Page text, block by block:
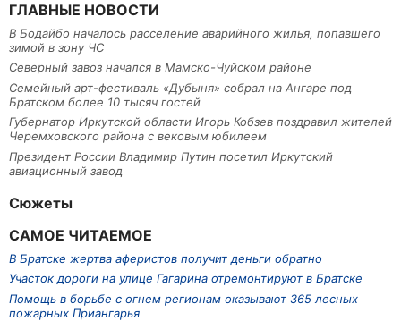
ГЛАВНЫЕ НОВОСТИ
В Бодайбо началось расселение аварийного жилья, попавшего
зимой в зону ЧС
Северный завоз начался в Мамско-Чуйском районе
Семейный арт-фестиваль «Дубыня» собрал на Ангаре под
Братском более 10 тысяч гостей
Губернатор Иркутской области Игорь Кобзев поздравил жителей
Черемховского района с вековым юбилеем
Президент России Владимир Путин посетил Иркутский
авиационный завод
Сюжеты
САМОЕ ЧИТАЕМОЕ
В Братске жертва аферистов получит деньги обратно
Участок дороги на улице Гагарина отремонтируют в Братске
Помощь в борьбе с огнем регионам оказывают 365 лесных
пожарных Приангарья